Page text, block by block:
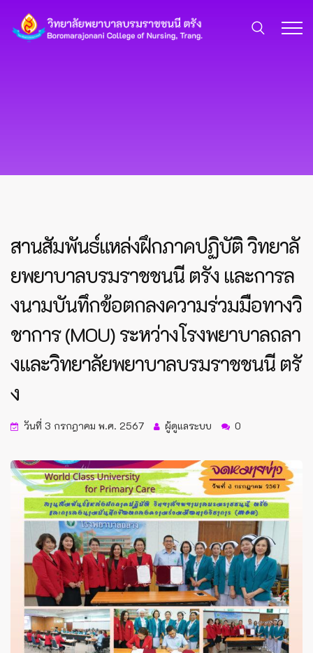
สานสัมพันธ์แหล่งฝึกภาคปฏิบัติ วิทยาลั
ยพยาบาลบรมราชชนนี ตรัง และการล
งนามบันทึกข้อตกลงความร่วมมือทางวิ
ชาการ (MOU) ระหว่างโรงพยาบาลถลา
งและวิทยาลัยพยาบาลบรมราชชนนี ตรั
ง
วันที่ 3 กรกฎาคม พ.ศ. 2567 ผู้ดูแลระบบ 0